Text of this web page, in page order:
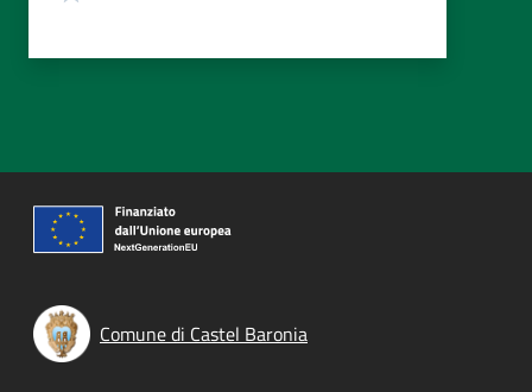
Comune di Castel Baronia